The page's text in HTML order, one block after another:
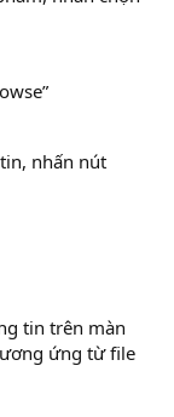
nhấn nút
tin trên màn
ứng từ file